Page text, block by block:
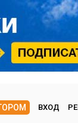
ВХОД